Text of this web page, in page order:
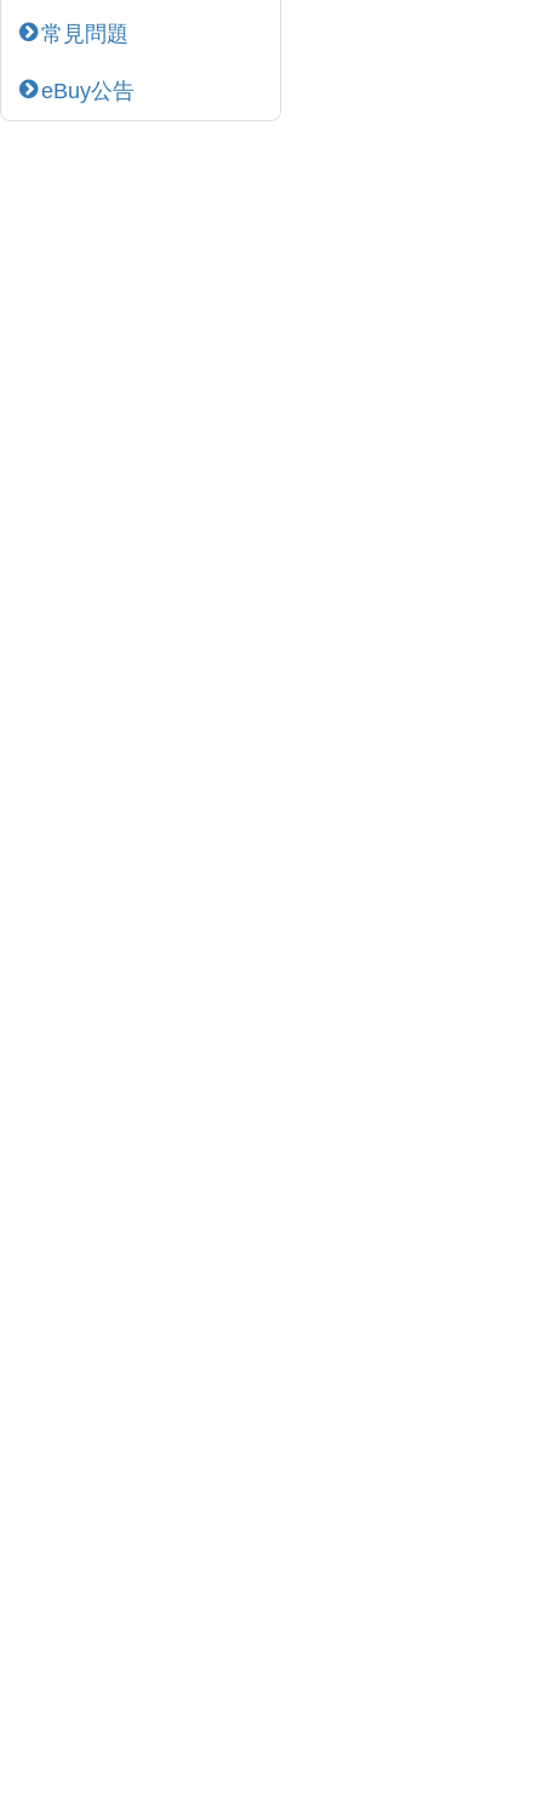
常見問題
eBuy公告